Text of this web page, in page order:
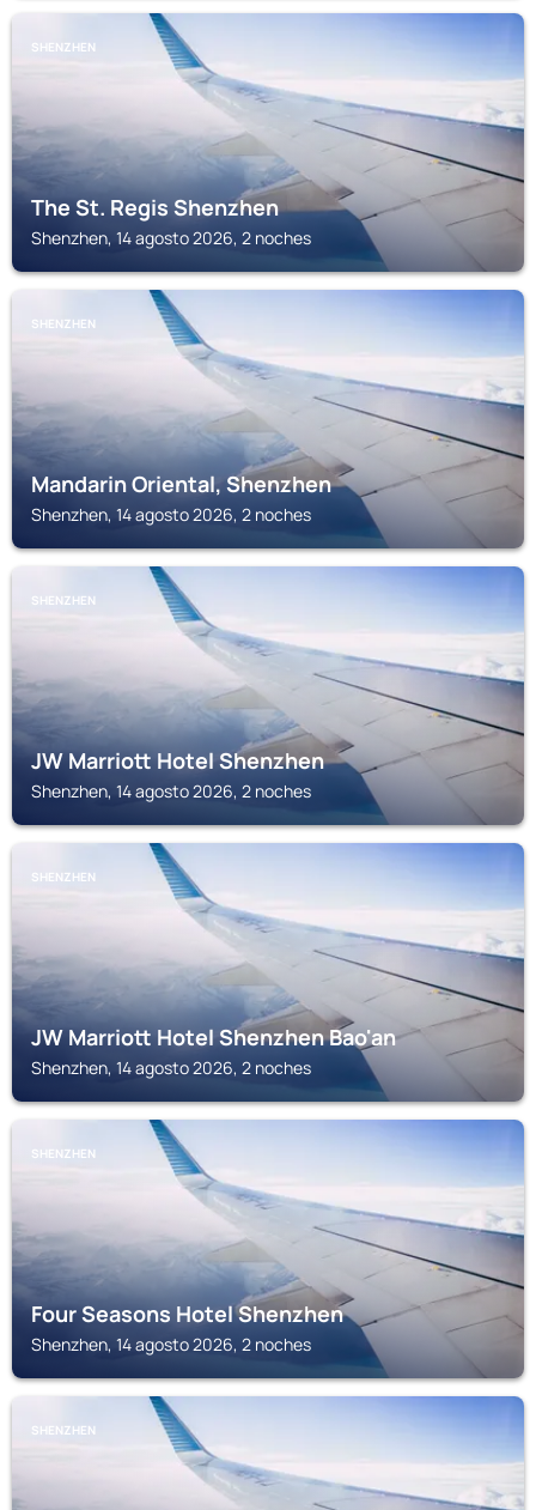
SHENZHEN
The St. Regis Shenzhen
Shenzhen, 14 agosto 2026, 2 noches
SHENZHEN
Mandarin Oriental, Shenzhen
Shenzhen, 14 agosto 2026, 2 noches
SHENZHEN
JW Marriott Hotel Shenzhen
Shenzhen, 14 agosto 2026, 2 noches
SHENZHEN
JW Marriott Hotel Shenzhen Bao'an
Shenzhen, 14 agosto 2026, 2 noches
SHENZHEN
Four Seasons Hotel Shenzhen
Shenzhen, 14 agosto 2026, 2 noches
SHENZHEN